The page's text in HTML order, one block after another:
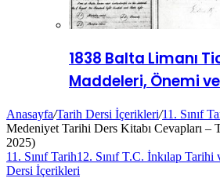
1838 Balta Limanı
Maddeleri, Önemi
Anasayfa/Tarih Dersi İçerikleri/11. Sınıf
Medeniyet Tarihi Ders Kitabı Cevapları –
2025)
11. Sınıf Tarih12. Sınıf T.C. İnkılap
Dersi İçerikleri